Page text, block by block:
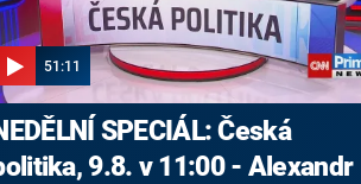
51:11
SPECIÁL: Česká
9.8. v 11:00 - Alexandr